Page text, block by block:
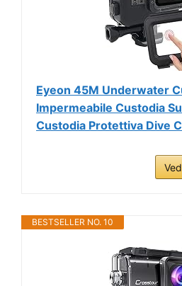
Eyeon 45M Underwater
Impermeabile Custodia
Custodia Protettiva Dive
BESTSELLER NO. 10